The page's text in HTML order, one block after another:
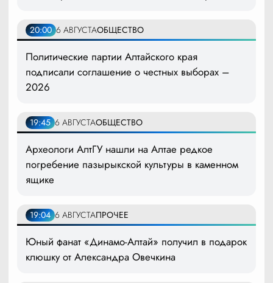
20:00 6 АВГУСТАОБЩЕСТВО
Политические партии Алтайского края
подписали соглашение о честных выборах –
2026
19:45 6 АВГУСТАОБЩЕСТВО
Археологи АлтГУ нашли на Алтае редкое
погребение пазырыкской культуры в каменном
ящике
19:04 6 АВГУСТАПРОЧЕЕ
Юный фанат «Динамо-Алтай» получил в подарок
клюшку от Александра Овечкина